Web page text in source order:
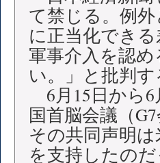
て禁じる。例
に正当化でき
軍事介入を認
い。」と批判す
6月15日から6
国首脳会議（
その共同声明
を支持したの